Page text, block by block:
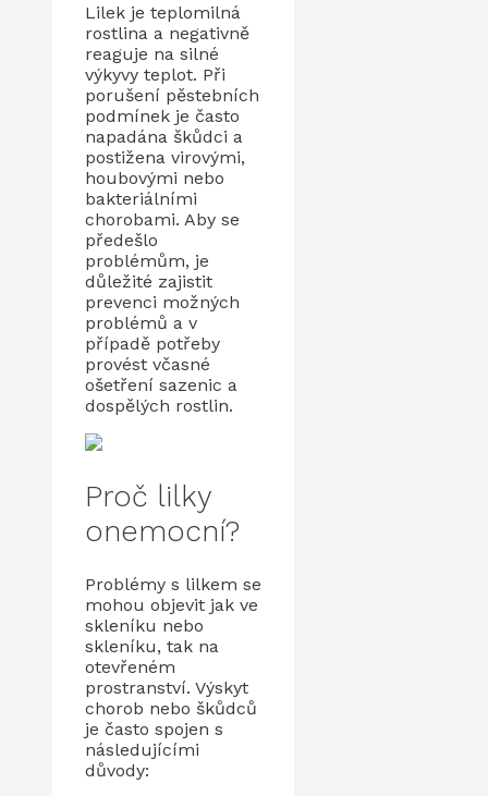
Lilek je teplomilná
rostlina a negativně
reaguje na silné
výkyvy teplot. Při
porušení pěstebních
podmínek je často
napadána škůdci a
postižena virovými,
houbovými nebo
bakteriálními
chorobami. Aby se
předešlo
problémům, je
důležité zajistit
prevenci možných
problémů a v
případě potřeby
provést včasné
ošetření sazenic a
dospělých rostlin.
Proč lilky
onemocní?
Problémy s lilkem se
mohou objevit jak ve
skleníku nebo
skleníku, tak na
otevřeném
prostranství. Výskyt
chorob nebo škůdců
je často spojen s
následujícími
důvody: